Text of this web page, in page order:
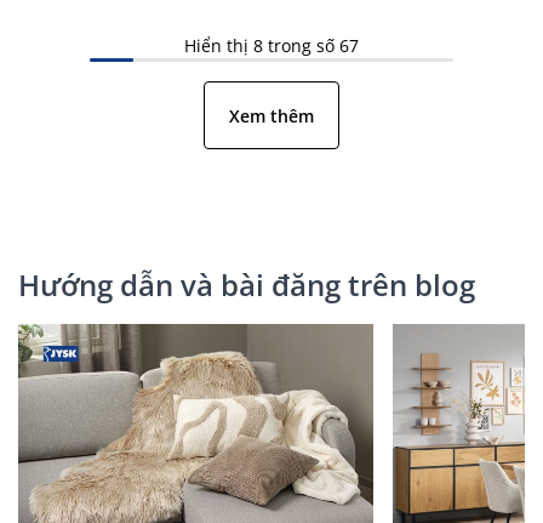
Hiển thị 8 trong số 67
Xem thêm
Hướng dẫn và bài đăng trên blog